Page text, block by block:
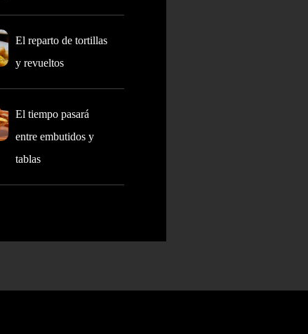
El reparto de tortillas
y revueltos
El tiempo pasará
entre embutidos y
tablas